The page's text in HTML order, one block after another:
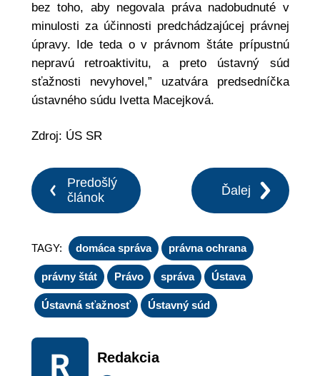
bez toho, aby negovala práva nadobudnuté v
minulosti za účinnosti predchádzajúcej právnej
úpravy. Ide teda o v právnom štáte prípustnú
nepravú retroaktivitu, a preto ústavný súd
sťažnosti nevyhovel,” uzatvára predsedníčka
ústavného súdu Ivetta Macejková.
Zdroj: ÚS SR
Predošlý
článok
Ďalej
TAGY: domáca správa právna ochrana
právny štát Právo správa Ústava
Ústavná sťažnosť Ústavný súd
Redakcia